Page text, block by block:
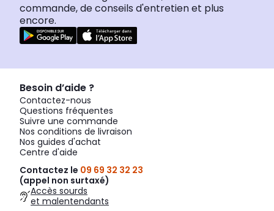
commande, de conseils d'entretien et plus
encore.
Besoin d’aide ?
Contactez-nous
Questions fréquentes
Suivre une commande
Nos conditions de livraison
Nos guides d'achat
Centre d'aide
Contactez le 09 69 32 32 23
(appel non surtaxé)
Accès sourds
et malentendants